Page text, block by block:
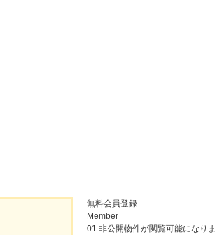
無料会員登録
Member
01 非公開物件が閲覧可能になりま